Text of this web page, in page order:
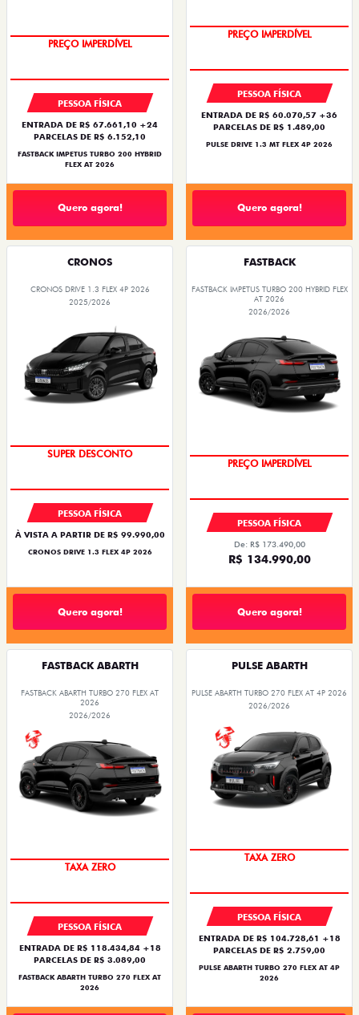
PREÇO IMPERDÍVEL
PESSOA FÍSICA
ENTRADA DE R$ 67.661,10 +24
PARCELAS DE R$ 6.152,10
FASTBACK IMPETUS TURBO 200 HYBRID
FLEX AT 2026
Quero agora!
PREÇO IMPERDÍVEL
PESSOA FÍSICA
ENTRADA DE R$ 60.070,57 +36
PARCELAS DE R$ 1.489,00
PULSE DRIVE 1.3 MT FLEX 4P 2026
Quero agora!
CRONOS
CRONOS DRIVE 1.3 FLEX 4P 2026
2025/2026
SUPER DESCONTO
PESSOA FÍSICA
À VISTA A PARTIR DE R$ 99.990,00
CRONOS DRIVE 1.3 FLEX 4P 2026
Quero agora!
FASTBACK
FASTBACK IMPETUS TURBO 200 HYBRID FLEX
AT 2026
2026/2026
PREÇO IMPERDÍVEL
PESSOA FÍSICA
De: R$ 173.490,00
R$ 134.990,00
Quero agora!
FASTBACK ABARTH
FASTBACK ABARTH TURBO 270 FLEX AT
2026
2026/2026
TAXA ZERO
PESSOA FÍSICA
ENTRADA DE R$ 118.434,84 +18
PARCELAS DE R$ 3.089,00
FASTBACK ABARTH TURBO 270 FLEX AT
2026
PULSE ABARTH
PULSE ABARTH TURBO 270 FLEX AT 4P 2026
2026/2026
TAXA ZERO
PESSOA FÍSICA
ENTRADA DE R$ 104.728,61 +18
PARCELAS DE R$ 2.759,00
PULSE ABARTH TURBO 270 FLEX AT 4P
2026